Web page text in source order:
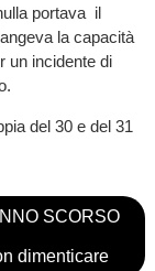
portava il
la capacità
un incidente di
del 30 e del 31
SCORSO
dimenticare